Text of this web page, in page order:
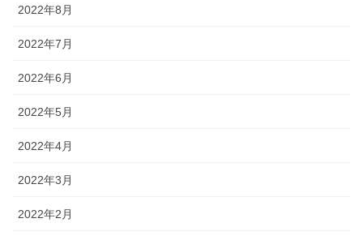
2022年8月
2022年7月
2022年6月
2022年5月
2022年4月
2022年3月
2022年2月